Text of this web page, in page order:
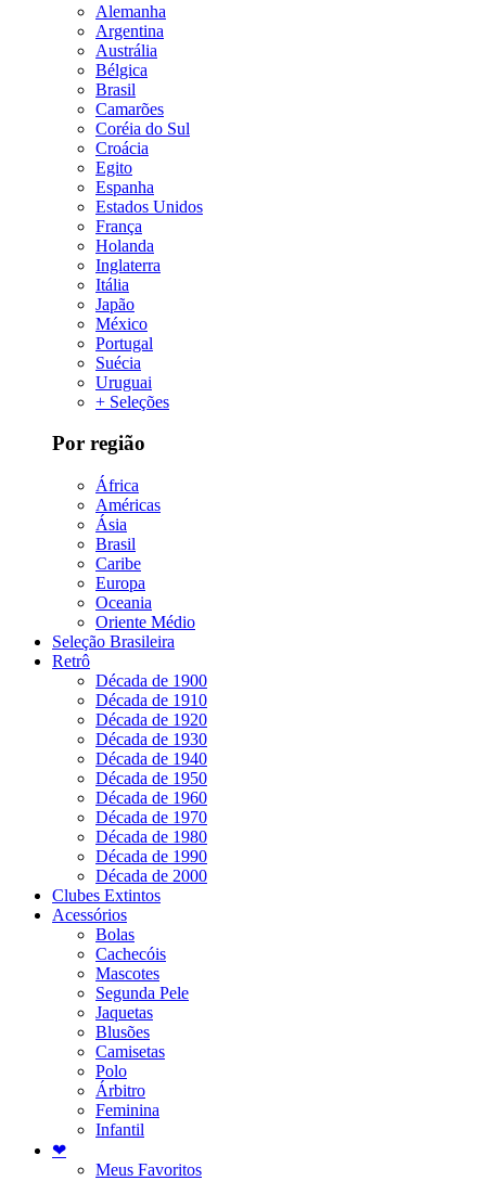
Alemanha
Argentina
Austrália
Bélgica
Brasil
Camarões
Coréia do Sul
Croácia
Egito
Espanha
Estados Unidos
França
Holanda
Inglaterra
Itália
Japão
México
Portugal
Suécia
Uruguai
+ Seleções
Por região
África
Américas
Ásia
Brasil
Caribe
Europa
Oceania
Oriente Médio
Seleção Brasileira
Retrô
Década de 1900
Década de 1910
Década de 1920
Década de 1930
Década de 1940
Década de 1950
Década de 1960
Década de 1970
Década de 1980
Década de 1990
Década de 2000
Clubes Extintos
Acessórios
Bolas
Cachecóis
Mascotes
Segunda Pele
Jaquetas
Blusões
Camisetas
Polo
Árbitro
Feminina
Infantil
❤
Meus Favoritos